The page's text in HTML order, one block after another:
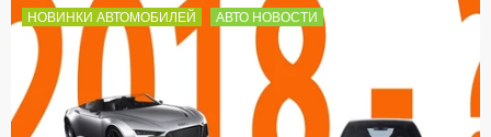
НОВИНКИ АВТОМОБИЛЕЙ АВТО НОВОСТИ